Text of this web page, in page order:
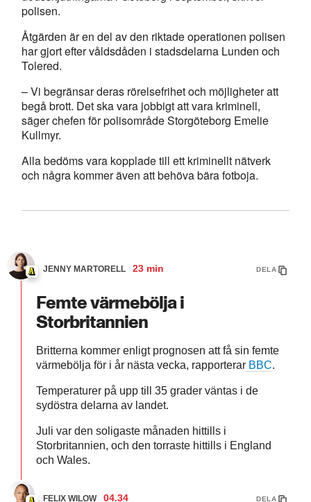
polisen.
Åtgärden är en del av den riktade operationen polisen
har gjort efter våldsdåden i stadsdelarna Lunden och
Tolered.
– Vi begränsar deras rörelsefrihet och möjligheter att
begå brott. Det ska vara jobbigt att vara kriminell,
säger chefen för polisområde Storgöteborg Emelie
Kullmyr.
Alla bedöms vara kopplade till ett kriminellt nätverk
och några kommer även att behöva bära fotboja.
JENNY MARTORELL 23 min DELA
Femte värmebölja i
Storbritannien
Britterna kommer enligt prognosen att få sin femte
värmebölja för i år nästa vecka, rapporterar BBC.
Temperaturer på upp till 35 grader väntas i de
sydöstra delarna av landet.
Juli var den soligaste månaden hittills i
Storbritannien, och den torraste hittills i England
och Wales.
FELIX WILOW 04.34 DELA